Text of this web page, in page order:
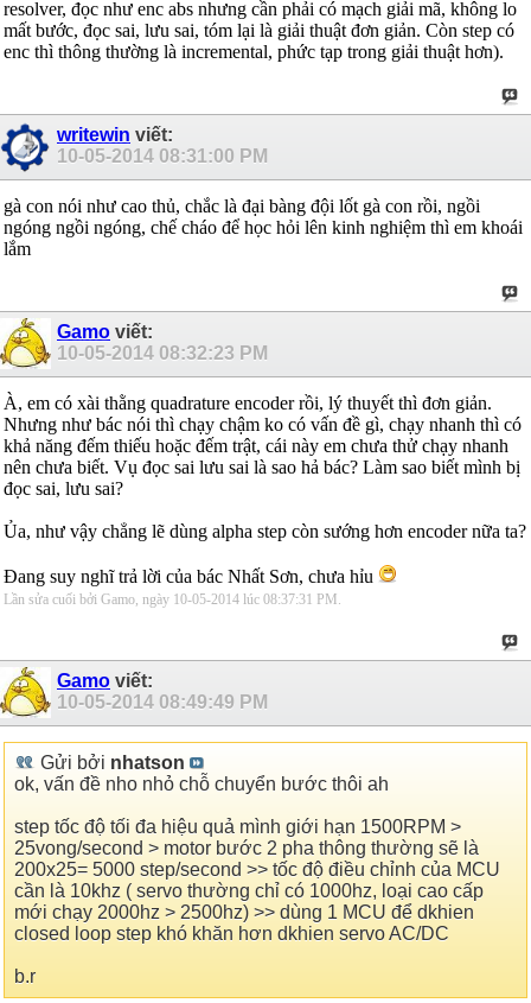
resolver, đọc như enc abs nhưng cần phải có mạch giải mã, không lo
mất bước, đọc sai, lưu sai, tóm lại là giải thuật đơn giản. Còn step có
enc thì thông thường là incremental, phức tạp trong giải thuật hơn).
writewin viết:
10-05-2014 08:31:00 PM
gà con nói như cao thủ, chắc là đại bàng đội lốt gà con rồi, ngồi
ngóng ngồi ngóng, chế cháo để học hỏi lên kinh nghiệm thì em khoái
lắm
Gamo viết:
10-05-2014 08:32:23 PM
À, em có xài thằng quadrature encoder rồi, lý thuyết thì đơn giản.
Nhưng như bác nói thì chạy chậm ko có vấn đề gì, chạy nhanh thì có
khả năng đếm thiếu hoặc đếm trật, cái này em chưa thử chạy nhanh
nên chưa biết. Vụ đọc sai lưu sai là sao hả bác? Làm sao biết mình bị
đọc sai, lưu sai?
Ủa, như vậy chẳng lẽ dùng alpha step còn sướng hơn encoder nữa ta?
Đang suy nghĩ trả lời của bác Nhất Sơn, chưa hỉu
Lần sửa cuối bởi Gamo, ngày 10-05-2014 lúc 08:37:31 PM .
Gamo viết:
10-05-2014 08:49:49 PM
Gửi bởi nhatson
ok, vấn đề nho nhỏ chỗ chuyển bước thôi ah
step tốc độ tối đa hiệu quả mình giới hạn 1500RPM >
25vong/second > motor bước 2 pha thông thường sẽ là
200x25= 5000 step/second >> tốc độ điều chỉnh của MCU
cần là 10khz ( servo thường chỉ có 1000hz, loại cao cấp
mới chạy 2000hz > 2500hz) >> dùng 1 MCU để dkhien
closed loop step khó khăn hơn dkhien servo AC/DC
b.r